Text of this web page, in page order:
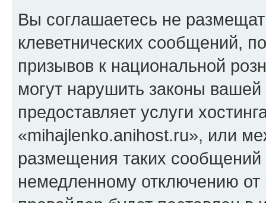
Вы соглашаетесь не
клеветнических сообщений,
призывов к национальной
могут нарушить законы
предоставляет услуги
«mihajlenko.anihost.ru», или
размещения таких
немедленному отключению